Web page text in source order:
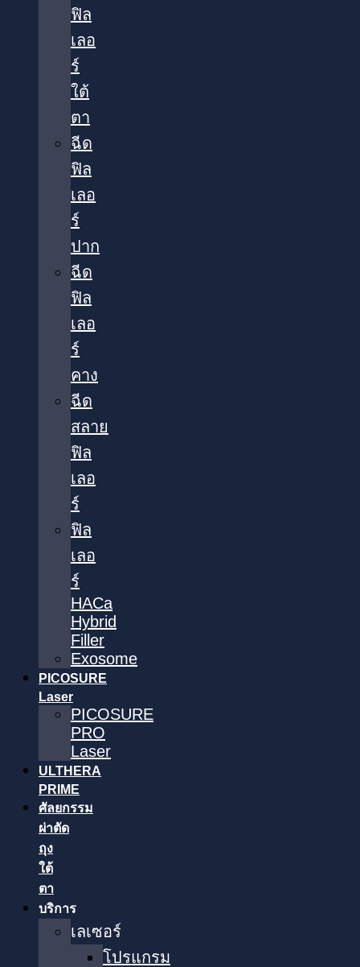
ฟิล
เลอ
ร์
ใต้
ตา​
ฉีด
ฟิล
เลอ
ร์
ปาก
ฉีด
ฟิล
เลอ
ร์
คาง
ฉีด
สลาย
ฟิล
เลอ
ร์
ฟิล
เลอ
ร์
HACa
Hybrid
Filler
Exosome
PICOSURE
Laser
PICOSURE
PRO
Laser
ULTHERA
PRIME
ศัลยกรรม
ผ่าตัด
ถุง
ใต้
ตา
บริการ
เลเซอร์
โปรแกรม